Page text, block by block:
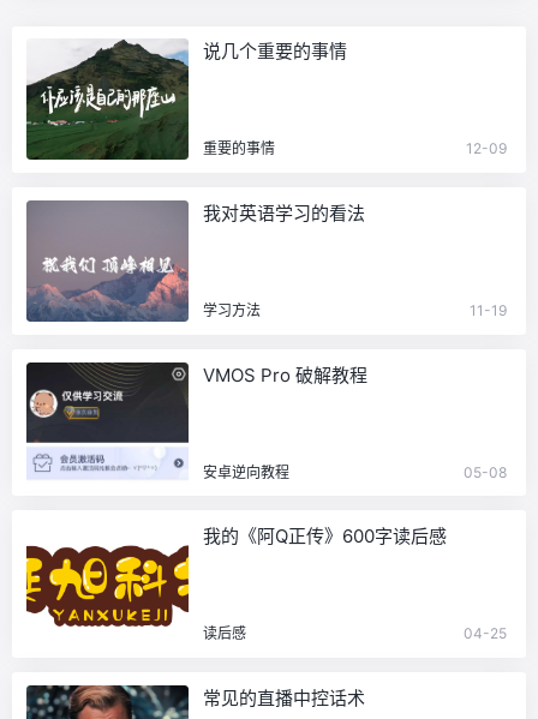
说几个重要的事情
重要的事情 12-09
我对英语学习的看法
学习方法 11-19
VMOS Pro 破解教程
安卓逆向教程 05-08
我的《阿Q正传》600字读后感
读后感 04-25
常见的直播中控话术